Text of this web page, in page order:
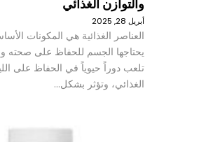
والتوازن الغذائي
أبريل 28, 2025
العناصر الغذائية هي المكونات
يحتاجها الجسم للحفاظ على صحته
تلعب دوراً حيوياً في الحفاظ على
الغذائي، وتؤثر بشكل…